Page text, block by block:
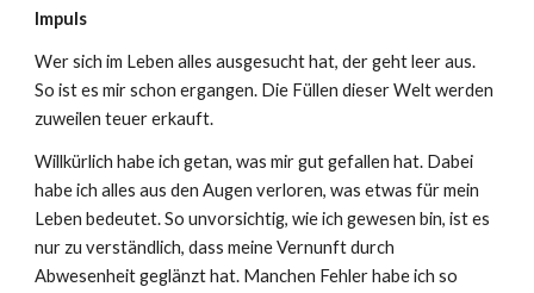
Impuls
Wer sich im Leben alles ausgesucht hat, der geht leer aus.
So ist es mir schon ergangen. Die Füllen dieser Welt werden
zuweilen teuer erkauft.
Willkürlich habe ich getan, was mir gut gefallen hat. Dabei
habe ich alles aus den Augen verloren, was etwas für mein
Leben bedeutet. So unvorsichtig, wie ich gewesen bin, ist es
nur zu verständlich, dass meine Vernunft durch
Abwesenheit geglänzt hat. Manchen Fehler habe ich so